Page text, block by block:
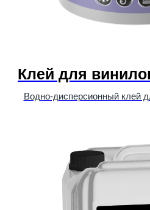
Клей для
Водно-дисперсионный клей